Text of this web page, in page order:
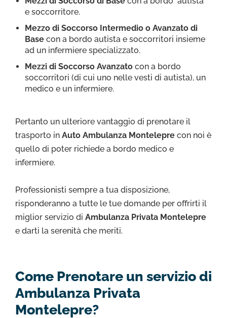
e soccorritore.
Mezzo di Soccorso Intermedio o Avanzato di
Basecon a bordo autista e soccorritori insieme
ad un infermiere specializzato.
Mezzi di Soccorso Avanzatocon a bordo
soccorritori (di cui uno nelle vesti di autista), un
medico e un infermiere.
Pertanto un ulteriore vantaggio di prenotare il
trasporto in Auto Ambulanza Montelepre con noi è
quello di poter richiede a bordo medico e
infermiere.
Professionisti sempre a tua disposizione,
risponderanno a tutte le tue domande per offrirti il
miglior servizio di Ambulanza Privata Montelepre
e darti la serenità che meriti.
Come Prenotare un servizio di
Ambulanza Privata
Montelepre?